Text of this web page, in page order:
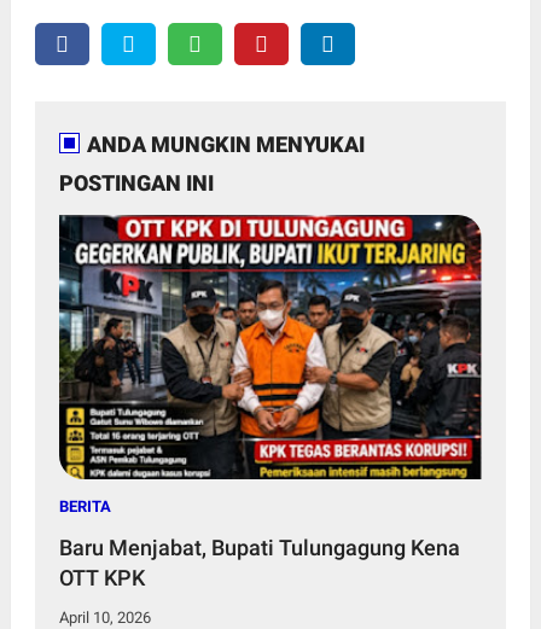
ANDA MUNGKIN MENYUKAI
POSTINGAN INI
BERITA
Baru Menjabat, Bupati Tulungagung Kena
OTT KPK
April 10, 2026